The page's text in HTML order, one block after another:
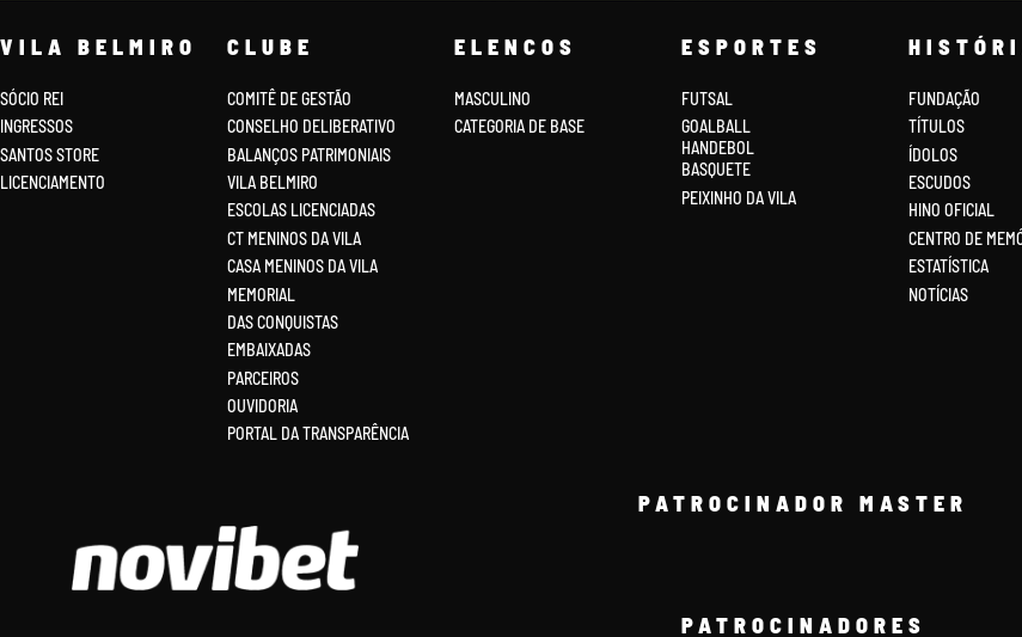
VILA BELMIRO
SÓCIO REI
INGRESSOS
SANTOS STORE
LICENCIAMENTO
CLUBE
COMITÊ DE GESTÃO
CONSELHO DELIBERATIVO
BALANÇOS PATRIMONIAIS
VILA BELMIRO
ESCOLAS LICENCIADAS
CT MENINOS DA VILA
CASA MENINOS DA VILA
MEMORIAL
DAS CONQUISTAS
EMBAIXADAS
PARCEIROS
OUVIDORIA
PORTAL DA TRANSPARÊNCIA
ELENCOS
MASCULINO
CATEGORIA DE BASE
ESPORTES
FUTSAL
GOALBALL
HANDEBOL
BASQUETE
PEIXINHO DA VILA
FUNDAÇÃO
TÍTULOS
ÍDOLOS
ESCUDOS
HINO OFICIAL
CENTRO DE
ESTATÍSTICA
NOTÍCIAS
PATROCINADOR MASTER
PATROCINADORES